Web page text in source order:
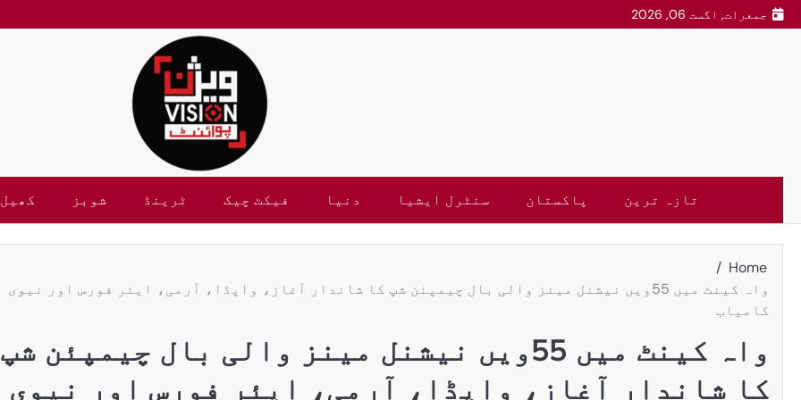
جمعرات, اگست 06, 2026
تازہ ترین پاکستان سنٹرل ایشیا دنیا فیکٹ چیک ٹرینڈ شوبز کھیل
Home
واہ کینٹ میں 55ویں نیشنل مینز والی بال چیمپئن شپ کا شاندار آغاز، واپڈا، آرمی، ایئر فورس اور نیوی
کامیاب
واہ کینٹ میں 55ویں نیشنل مینز والی بال چیمپئن شپ
کا شاندار آغاز، واپڈا، آرمی، ایئر فورس اور نیوی